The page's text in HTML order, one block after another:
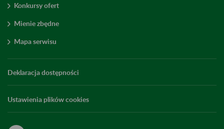
Konkursy ofert
Mienie zbędne
Mapa serwisu
Deklaracja dostępności
Ustawienia plików cookies